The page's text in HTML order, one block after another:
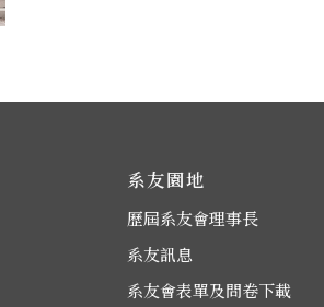
系友園地
歷屆系友會理事長
系友訊息
系友會表單及問卷下載